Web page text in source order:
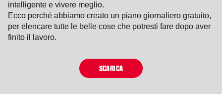
intelligente e vivere meglio.
Ecco perché abbiamo creato un piano giornaliero gratuito,
per elencare tutte le belle cose che potresti fare dopo aver
finito il lavoro.
SCARICA